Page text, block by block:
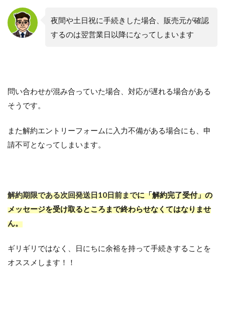
夜間や土日祝に手続きした場合、販売元が確認
するのは翌営業日以降になってしまいます
問い合わせが混み合っていた場合、対応が遅れる場合がある
そうです。
また解約エントリーフォームに入力不備がある場合にも、申
請不可となってしまいます。
解約期限である次回発送日10日前までに「解約完了受付」の
メッセージを受け取るところまで終わらせなくてはなりませ
ん。
ギリギリではなく、日にちに余裕を持って手続きすることを
オススメします！！